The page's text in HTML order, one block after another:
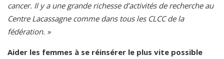
cancer. Il y a une grande richesse d’activités de recherche au
Centre Lacassagne comme dans tous les CLCC de la
fédération. »
Aider les femmes à se réinsérer le plus vite possible